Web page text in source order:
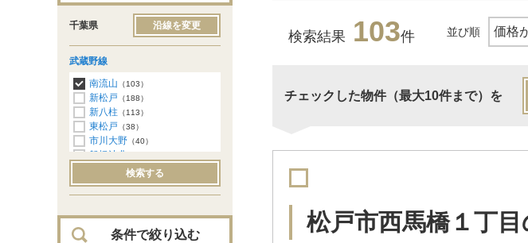
検索結果 103件 並び順
チェックした物件（最大10件まで）を
松戸市西馬橋１丁
千葉県 沿線を変更
武蔵野線
南流山 （103）
新松戸 （188）
新八柱 （113）
東松戸 （38）
市川大野 （40）
船橋法典
（23）
検索する
条件で絞り込む